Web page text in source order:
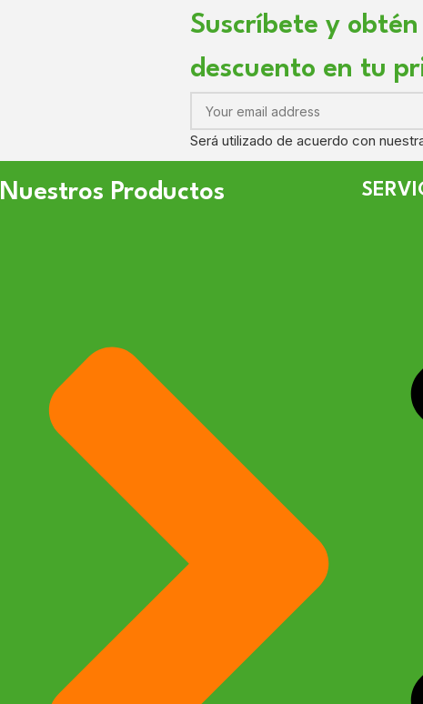
Suscríbete y
descuento en tu
Será utilizado de acuerdo con
Nuestros Productos